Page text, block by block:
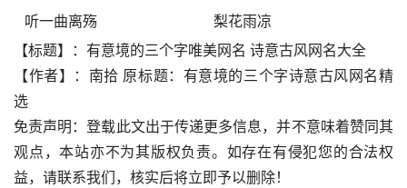
听一曲离殇
梨花雨凉
【标题】：有意境的三个字唯美网名 诗意古风网名大全
【作者】：南拾 原标题：有意境的三个字诗意古风网名精
选
免责声明：登载此文出于传递更多信息，并不意味着赞同其
观点，本站亦不为其版权负责。如存在有侵犯您的合法权
益，请联系我们，核实后将立即予以删除！